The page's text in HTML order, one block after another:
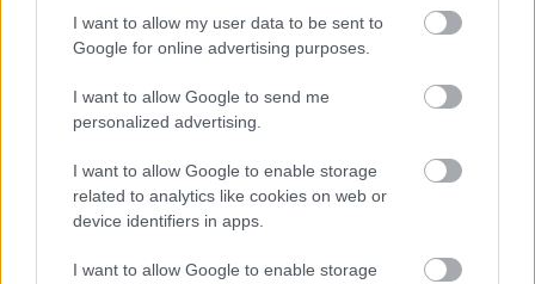
I want to allow my user data to be sent to
Google for online advertising purposes.
I want to allow Google to send me
personalized advertising.
I want to allow Google to enable storage
related to analytics like cookies on web or
device identifiers in apps.
I want to allow Google to enable storage
Μεσημέρι
32°
Καθαρός
13:00
32°
Αραιή Συννεφιά
Αίσθηση30°Άνεμος
32°